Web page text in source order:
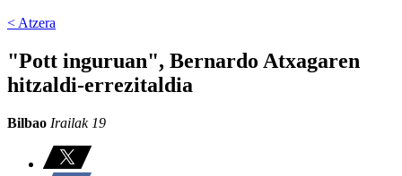
< Atzera
"Pott inguruan", Bernardo Atxagaren
hitzaldi-errezitaldia
Bilbao Irailak 19